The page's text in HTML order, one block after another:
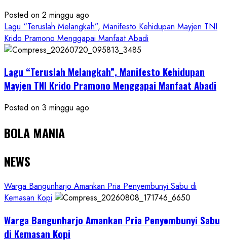
Posted on 2 minggu ago
Lagu “Teruslah Melangkah”, Manifesto Kehidupan Mayjen TNI
Krido Pramono Menggapai Manfaat Abadi
Lagu “Teruslah Melangkah”, Manifesto Kehidupan
Mayjen TNI Krido Pramono Menggapai Manfaat Abadi
Posted on 3 minggu ago
BOLA MANIA
NEWS
Warga Bangunharjo Amankan Pria Penyembunyi Sabu di
Kemasan Kopi
Warga Bangunharjo Amankan Pria Penyembunyi Sabu
di Kemasan Kopi